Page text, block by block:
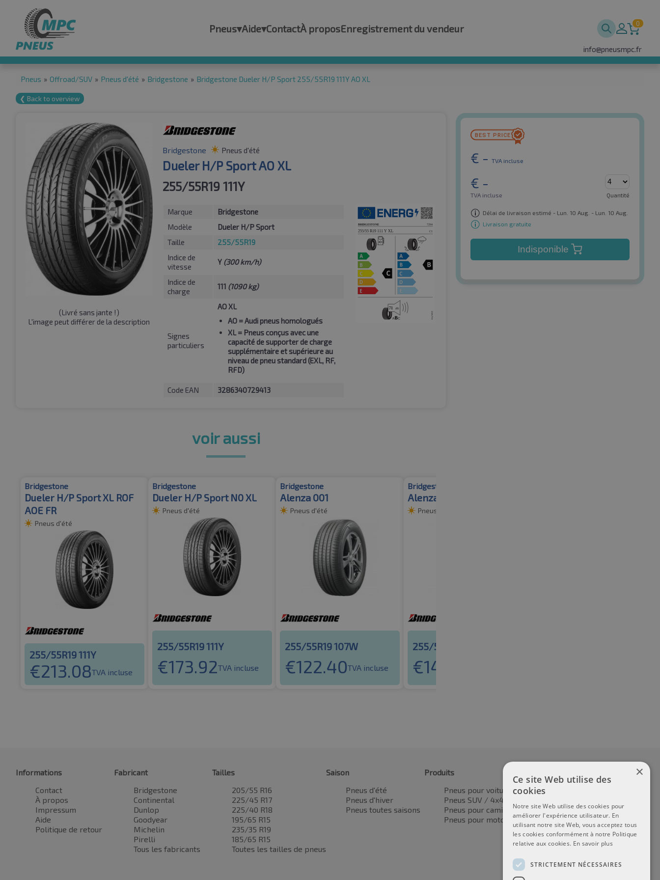
Pneus▾Aide▾ContactÀ proposEnregistrement du vendeur 0
info@pneusmpc.fr
Pneus » Offroad/SUV » Pneus d'été » Bridgestone » Bridgestone Dueler H/P Sport 255/55R19 111Y AO XL
❮ Back to overview
(Livré sans jante !)
L'image peut différer de la description
Bridgestone Pneus d'été
Dueler H/P Sport AO XL
255/55R19 111Y
Marque
Bridgestone
Modèle
Dueler H/P Sport
Taille
255/55R19
Indice de
vitesse
Y (300 km/h)
Indice de
charge
111 (1090 kg)
Signes
particuliers
AO XL
AO= Audi pneus homologués
XL= Pneus conçus avec une
capacité de supporter de charge
supplémentaire et supérieure au
niveau de pneu standard (EXL, RF,
RFD)
Code EAN 3286340729413
€ - TVA incluse
€ -
TVA incluse Quantité
Délai de livraison estimé - Lun. 10 Aug. - Lun. 10 Aug.
Livraison gratuite
Indisponible
voir aussi
Bridgestone
Dueler H/P Sport XL ROF
AOE FR
Pneus d'été
255/55R19 111Y
€213.08TVA incluse
Bridgestone
Dueler H/P Sport N0 XL
Pneus d'été
255/55R19 111Y
€173.92TVA incluse
Bridgestone
Alenza 001
Pneus d'été
255/55R19 107W
€122.40TVA incluse
Bridgestone
Alenza 001 XL AO
Pneus d'été
255/55R19 111H
€144.05
Informations
Contact
À propos
Impressum
Aide
Politique de retour
Fabricant
Bridgestone
Continental
Dunlop
Goodyear
Michelin
Pirelli
Tous les fabricants
Tailles
205/55 R16
225/45 R17
225/40 R18
195/65 R15
235/35 R19
185/65 R15
Toutes les tailles de pneus
Saison
Pneus d'été
Pneus d'hiver
Pneus toutes saisons
Produits
Pneus pour voitures
Pneus SUV / 4x4
Pneus pour camionnettes
Pneus pour motos
×
Ce site Web utilise des
cookies
Notre site Web utilise des cookies pour
améliorer l'expérience utilisateur. En
utilisant notre site Web, vous acceptez tous
les cookies conformément à notre Politique
relative aux cookies. En savoir plus
STRICTEMENT NÉCESSAIRES